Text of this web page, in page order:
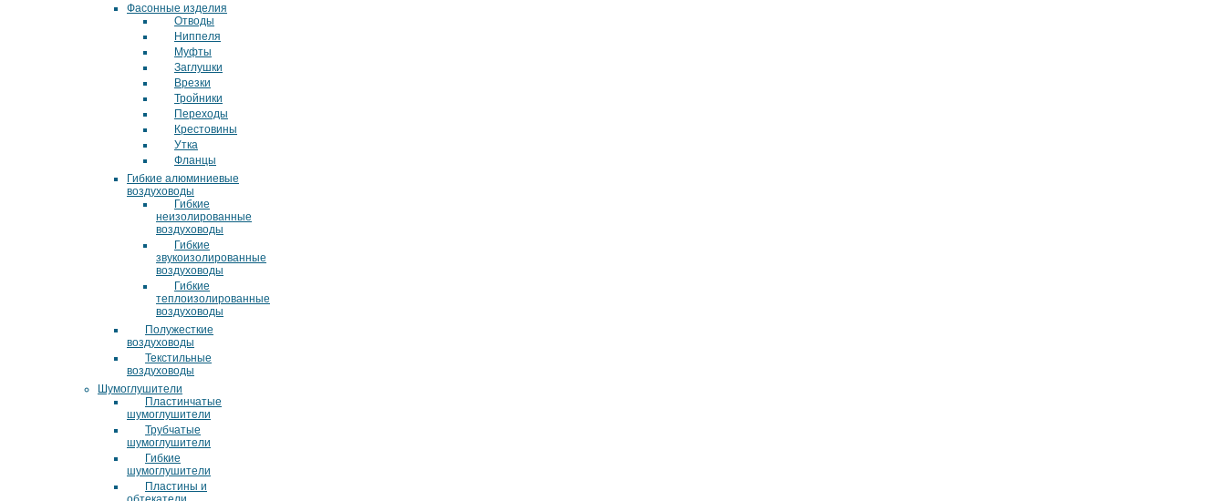
Фасонные изделия
Отводы
Ниппеля
Муфты
Заглушки
Врезки
Тройники
Переходы
Крестовины
Утка
Фланцы
Гибкие алюминиевые
воздуховоды
Гибкие
неизолированные
воздуховоды
Гибкие
звукоизолированные
воздуховоды
Гибкие
теплоизолированные
воздуховоды
Полужесткие
воздуховоды
Текстильные
воздуховоды
Шумоглушители
Пластинчатые
шумоглушители
Трубчатые
шумоглушители
Гибкие
шумоглушители
Пластины и